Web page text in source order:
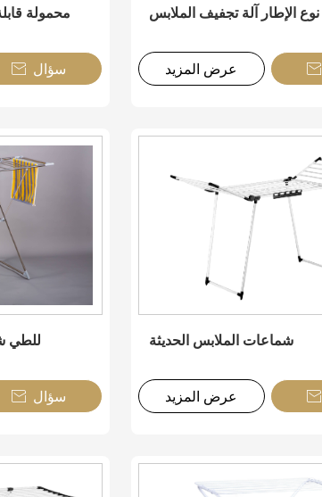
محمولة
 سؤال
نوع الإطار آلة تجفيف الملابس
عرض المزيد 
للطي
 سؤال
شماعات الملابس الحديثة
عرض المزيد 